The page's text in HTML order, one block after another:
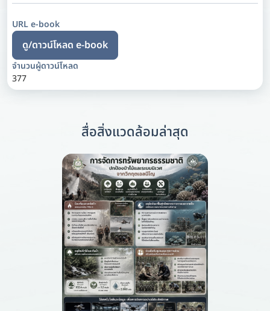
URL e-book
ดู/ดาวน์โหลด e-book
จำนวนผู้ดาวน์โหลด
377
สื่อสิ่งแวดล้อมล่าสุด